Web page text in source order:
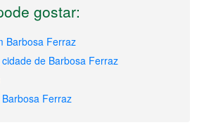
gostar:
Barbosa Ferraz
de Barbosa Ferraz
Ferraz